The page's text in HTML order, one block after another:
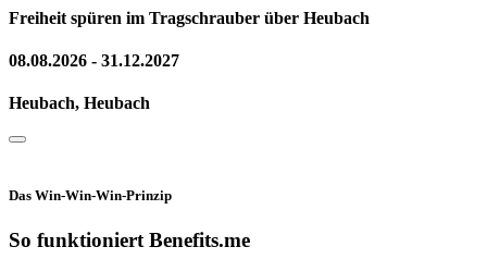
Freiheit spüren im Tragschrauber über Heubach
08.08.2026 - 31.12.2027
Heubach, Heubach
Das Win-Win-Win-Prinzip
So funktioniert Benefits.me